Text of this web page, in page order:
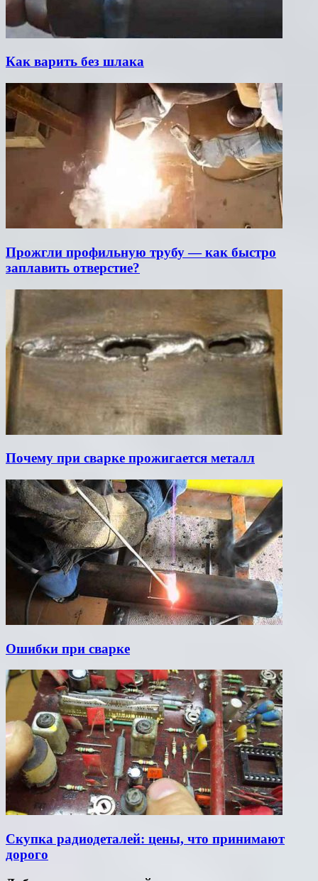
Как варить без шлака
Прожгли профильную трубу — как быстро
заплавить отверстие?
Почему при сварке прожигается металл
Ошибки при сварке
Скупка радиодеталей: цены, что принимают
дорого